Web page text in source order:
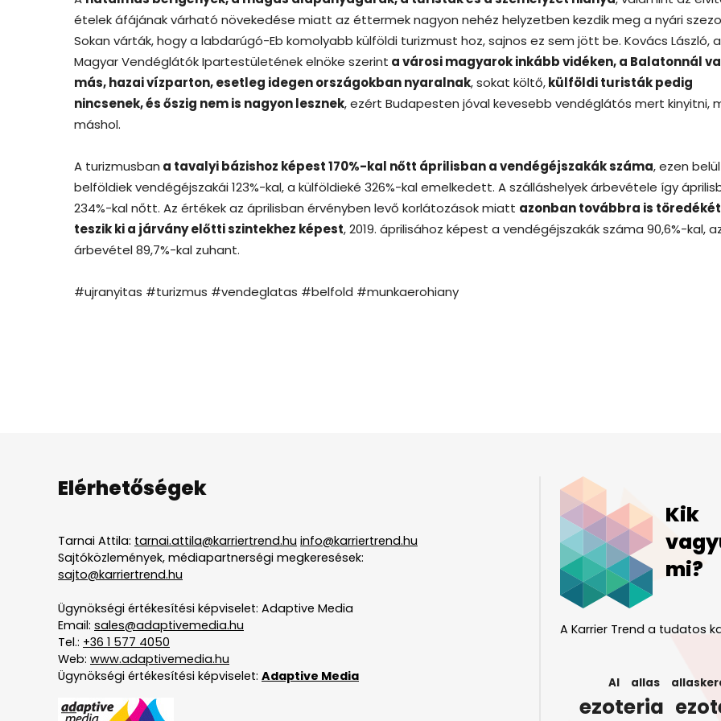
ételek áfájának várható növekedése miatt az éttermek nagyon nehéz helyzetben kezdik meg a nyári
Sokan várták, hogy a labdarúgó-Eb komolyabb külföldi turizmust hoz, sajnos ez sem jött be. Kovács László, a
Magyar Vendéglátók Ipartestületének elnöke szerint a városi magyarok inkább vidéken, a Balatonnál
más, hazai vízparton, esetleg idegen országokban nyaralnak, sokat költő,külföldi turisták pedig
nincsenek, és őszig nem is nagyon lesznek, ezért Budapesten jóval kevesebb vendéglátós mert kinyitni,
máshol.
A turizmusban a tavalyi bázishoz képest 170%-kal nőtt áprilisban a vendégéjszakák száma, ezen
belföldiek vendégéjszakái 123%-kal, a külföldieké 326%-kal emelkedett. A szálláshelyek árbevétele így
234%-kal nőtt. Az értékek az áprilisban érvényben levő korlátozások miatt azonban továbbra is töredékét
teszik ki a járvány előtti szintekhez képest, 2019. áprilisához képest a vendégéjszakák száma 90,6%-kal,
árbevétel 89,7%-kal zuhant.
#ujranyitas #turizmus #vendeglatas #belfold #munkaerohiany
Elérhetőségek
Tarnai Attila: tarnai.attila@karriertrend.hu info@karriertrend.hu
Sajtóközlemények, médiapartnerségi megkeresések:
sajto@karriertrend.hu
Ügynökségi értékesítési képviselet: Adaptive Media
Email: sales@adaptivemedia.hu
Tel.: +36 1 577 4050
Web: www.adaptivemedia.hu
Ügynökségi értékesítési képviselet: Adaptive Media
Kik
mi?
A Karrier Trend a tudatos
AI allas
ezoteria